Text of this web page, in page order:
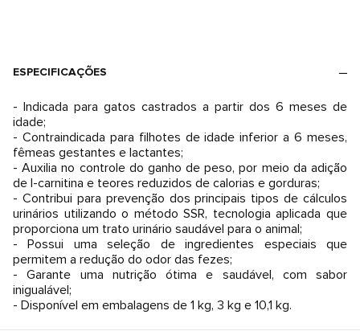
ESPECIFICAÇÕES
- Indicada para gatos castrados a partir dos 6 meses de
idade;
- Contraindicada para filhotes de idade inferior a 6 meses,
fêmeas gestantes e lactantes;
- Auxilia no controle do ganho de peso, por meio da adição
de l-carnitina e teores reduzidos de calorias e gorduras;
- Contribui para prevenção dos principais tipos de cálculos
urinários utilizando o método SSR, tecnologia aplicada que
proporciona um trato urinário saudável para o animal;
- Possui uma seleção de ingredientes especiais que
permitem a redução do odor das fezes;
- Garante uma nutrição ótima e saudável, com sabor
inigualável;
- Disponível em embalagens de 1 kg, 3 kg e 10,1 kg.